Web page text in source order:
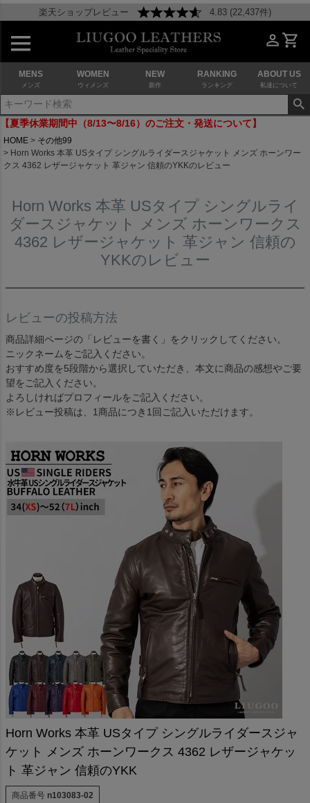
楽天ショップレビュー 4.83 (22,437件)
MENS
メンズ
WOMEN
ウィメンズ
NEW
新作
RANKING
ランキング
ABOUT US
私達について
【夏季休業期間中（8/13〜8/16）のご注文・発送について】
HOME
その他99
Horn Works 本革 USタイプ シングルライダースジャケット メンズ ホーンワー
クス 4362 レザージャケット 革ジャン 信頼のYKKのレビュー
Horn Works 本革 USタイプ シングルライ
ダースジャケット メンズ ホーンワークス
4362 レザージャケット 革ジャン 信頼の
YKKのレビュー
レビューの投稿方法
商品詳細ページの「レビューを書く」をクリックしてください。
ニックネームをご記入ください。
おすすめ度を5段階から選択していただき、本文に商品の感想やご要
望をご記入ください。
よろしければプロフィールをご記入ください。
※レビュー投稿は、1商品につき1回ご記入いただけます。
Horn Works 本革 USタイプ シングルライダースジャ
ケット メンズ ホーンワークス 4362 レザージャケッ
ト 革ジャン 信頼のYKK
商品番号 n103083-02